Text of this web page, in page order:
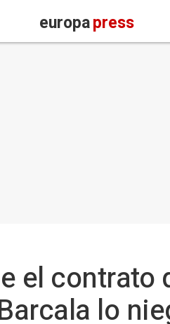
europapress
el contrato
lo